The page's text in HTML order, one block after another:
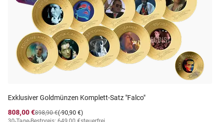
Exklusiver Goldmünzen Komplett-Satz "Falco"
808,00 €
(-90,90 €)
898,90 €